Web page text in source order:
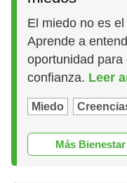
El miedo no es
Aprende a
oportunidad
confianza. Leer
Miedo
Más Bienestar